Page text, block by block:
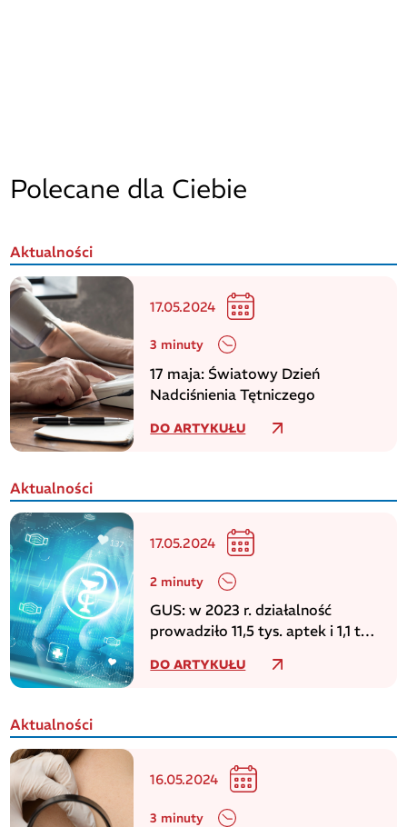
Polecane dla Ciebie
Aktualności
17.05.2024
3 minuty
17 maja: Światowy Dzień
Nadciśnienia Tętniczego
DO ARTYKUŁU
Aktualności
17.05.2024
2 minuty
GUS: w 2023 r. działalność
prowadziło 11,5 tys. aptek i 1,1 tys.
DO ARTYKUŁU
Aktualności
16.05.2024
3 minuty